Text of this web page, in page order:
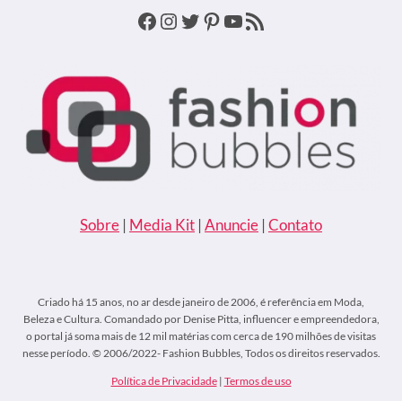
Facebook
Instagram
Twitter
Pinterest
Youtube
Feed RSS
Sobre | Media Kit | Anuncie | Contato
Criado há 15 anos, no ar desde janeiro de 2006, é referência em Moda,
Beleza e Cultura. Comandado por Denise Pitta, influencer e empreendedora,
o portal já soma mais de 12 mil matérias com cerca de 190 milhões de visitas
nesse período. © 2006/2022- Fashion Bubbles, Todos os direitos reservados.
Política de Privacidade| Termos de uso